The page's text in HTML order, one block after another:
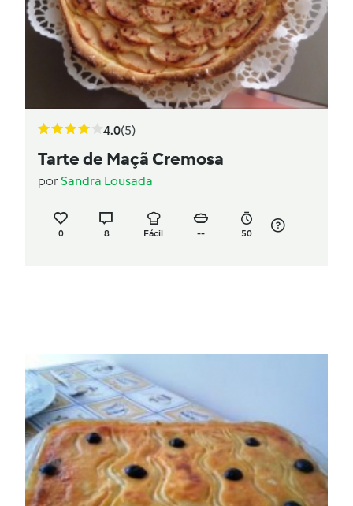
4.0(5)
Tarte de Maçã Cremosa
porSandra Lousada
0 8 Fácil -- 50